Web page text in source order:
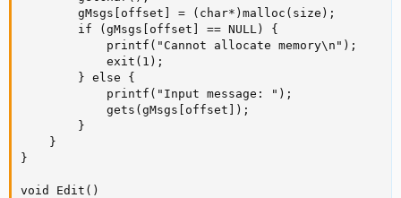
        gMsgs[offset] = (char*)malloc(size);
        if (gMsgs[offset] == NULL) {
            printf("Cannot allocate memory\n");
            exit(1);
        } else {
            printf("Input message: ");
            gets(gMsgs[offset]);
        }
    }
}
void Edit()